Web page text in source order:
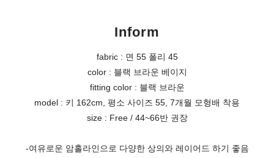
Inform
fabric : 면 55 폴리 45
color : 블랙 브라운 베이지
fitting color : 블랙 브라운
model : 키 162cm, 평소 사이즈 55, 7개월 모형배 착용
size : Free / 44~66반 권장
-여유로운 암홀라인으로 다양한 상의와 레이어드 하기 좋음